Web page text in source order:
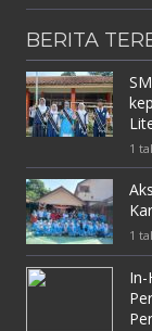
BERITA
1
1
In-